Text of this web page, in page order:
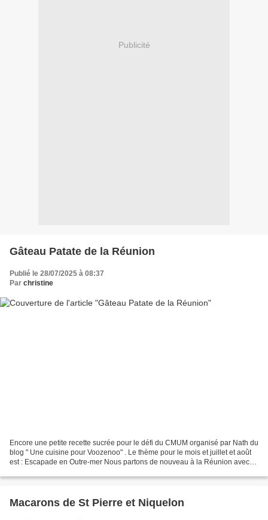
Publicité
Gâteau Patate de la Réunion
Publié le 28/07/2025 à 08:37
Par christine
Encore une petite recette sucrée pour le défi du CMUM organisé par Nath du
blog " Une cuisine pour Voozenoo" . Le thème pour le mois et juillet et août
est : Escapade en Outre-mer Nous partons de nouveau à la Réunion avec
Macarons de St Pierre et Niquelon